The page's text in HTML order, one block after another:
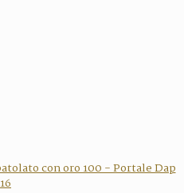
con oro 100 - Portale Dap
16